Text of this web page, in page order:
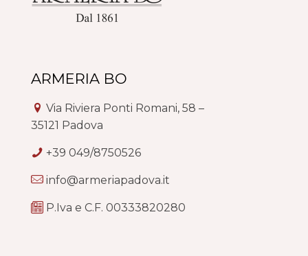
ARMERIA BO
Via Riviera Ponti Romani, 58 –
35121 Padova
+39 049/8750526
info@armeriapadova.it
P.Iva e C.F. 00333820280